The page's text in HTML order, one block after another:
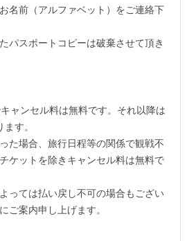
名前（アルファベット）をご連絡下
パスポートコピーは破棄させて頂き
ャンセル料は無料です。それ以降は
す。
た場合、旅行日程等の関係で観戦不
ケットを除きキャンセル料は無料で
っては払い戻し不可の場合もござい
ご案内申し上げます。